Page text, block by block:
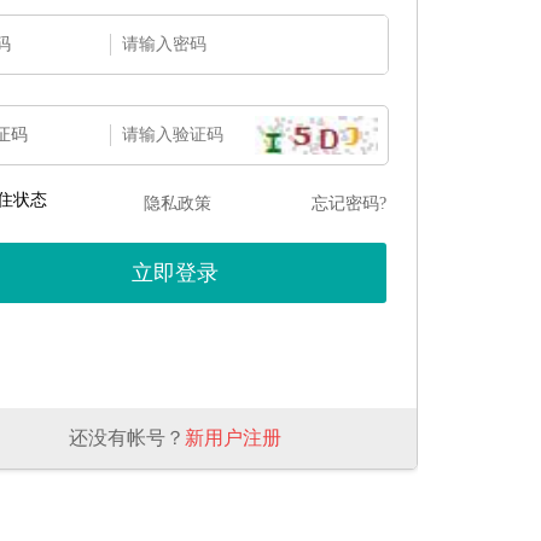
码
状态 隐私政策 忘记密码?
还没有帐号？ 新用户注册